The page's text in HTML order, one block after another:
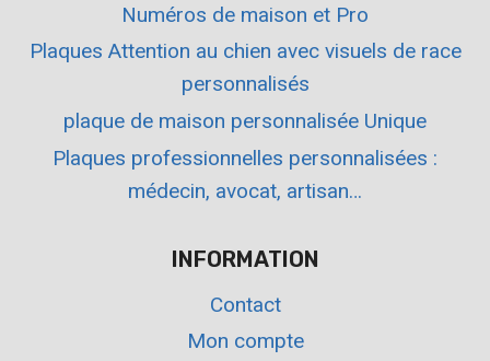
Numéros de maison et Pro
Plaques Attention au chien avec visuels de race
personnalisés
plaque de maison personnalisée Unique
Plaques professionnelles personnalisées :
médecin, avocat, artisan…
INFORMATION
Contact
Mon compte